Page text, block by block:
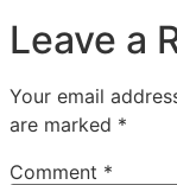
Leave a
Your email
are marked *
Comment *